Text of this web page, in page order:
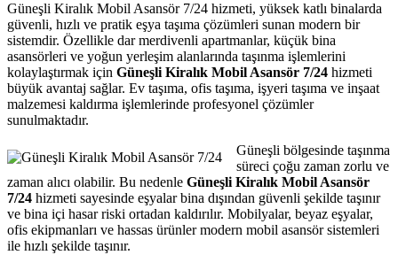
Güneşli Kiralık Mobil Asansör 7/24 hizmeti, yüksek katlı binalarda
güvenli, hızlı ve pratik eşya taşıma çözümleri sunan modern bir
sistemdir. Özellikle dar merdivenli apartmanlar, küçük bina
asansörleri ve yoğun yerleşim alanlarında taşınma işlemlerini
kolaylaştırmak için Güneşli Kiralık Mobil Asansör 7/24 hizmeti
büyük avantaj sağlar. Ev taşıma, ofis taşıma, işyeri taşıma ve inşaat
malzemesi kaldırma işlemlerinde profesyonel çözümler
sunulmaktadır.
Güneşli bölgesinde taşınma
süreci çoğu zaman zorlu ve
zaman alıcı olabilir. Bu nedenle Güneşli Kiralık Mobil Asansör
7/24 hizmeti sayesinde eşyalar bina dışından güvenli şekilde taşınır
ve bina içi hasar riski ortadan kaldırılır. Mobilyalar, beyaz eşyalar,
ofis ekipmanları ve hassas ürünler modern mobil asansör sistemleri
ile hızlı şekilde taşınır.